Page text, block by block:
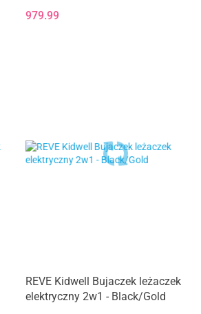
979.99
REVE Kidwell Bujaczek leżaczek
elektryczny 2w1 - Black/Gold